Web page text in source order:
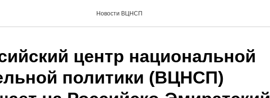
Новости ВЦНСП
центр национальной
политики (ВЦНСП)